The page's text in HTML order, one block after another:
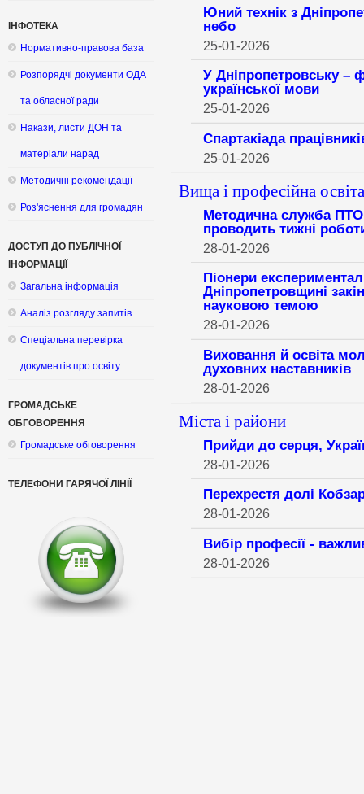
ІНФОТЕКА
Нормативно-правова база
Розпорядчі документи ОДА
та обласної ради
Накази, листи ДОН та
матеріали нарад
Методичні рекомендації
Роз'яснення для громадян
ДОСТУП ДО ПУБЛІЧНОЇ
ІНФОРМАЦІЇ
Загальна інформація
Аналіз розгляду запитів
Спеціальна перевірка
документів про освіту
ГРОМАДСЬКЕ
ОБГОВОРЕННЯ
Громадське обговорення
ТЕЛЕФОНИ ГАРЯЧОЇ ЛІНІЇ
Юний технік з
небо
25-01-2026
У Дніпропетровську –
української мови
25-01-2026
Спартакіада
25-01-2026
Вища і професійна освіта
Методична служба ПТО
проводить тижні
28-01-2026
Піонери
Дніпропетровщині
науковою темою
28-01-2026
Виховання й освіта
духовних наставників
28-01-2026
Міста і райони
Прийди до серця,
28-01-2026
Перехрестя долі
28-01-2026
Вибір професії -
28-01-2026